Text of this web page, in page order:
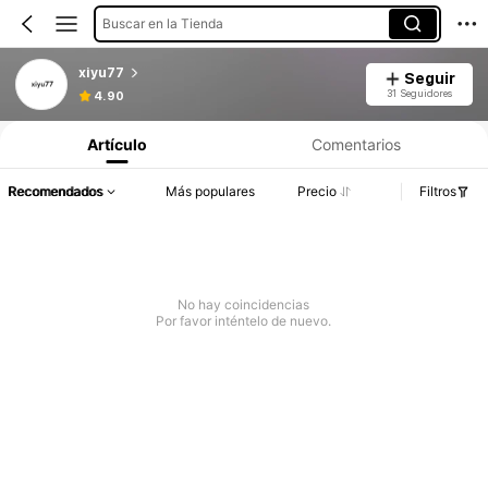
Buscar en la Tienda
xiyu77
4.90
Seguir
31 Seguidores
Artículo Comentarios
Recomendados Más populares Precio Filtros
No hay coincidencias
Por favor inténtelo de nuevo.